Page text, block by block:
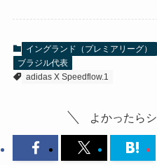
イングランド（プレミアリーグ）
ブラジル代表
adidas X Speedflow.1
よかったら